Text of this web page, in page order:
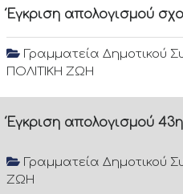
Έγκριση απολογισμού
Γραμματεία Δημοτικού
ΠΟΛΙΤΙΚΗ ΖΩΗ
Έγκριση απολογισμού
Γραμματεία Δημοτικού
ΖΩΗ